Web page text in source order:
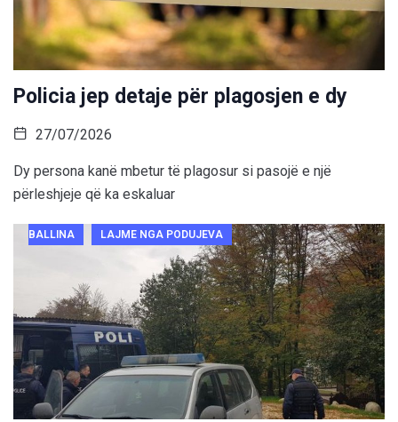
Policia jep detaje për plagosjen e dy
27/07/2026
Dy persona kanë mbetur të plagosur si pasojë e një
përleshjeje që ka eskaluar
BALLINA LAJME NGA PODUJEVA